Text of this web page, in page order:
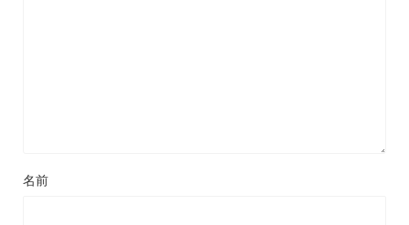
名前